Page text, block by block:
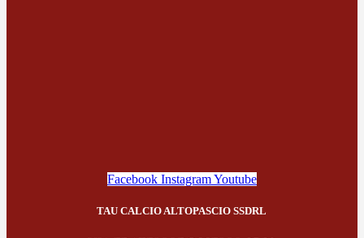
Facebook InstagramYoutube
TAU CALCIO ALTOPASCIO SSDRL